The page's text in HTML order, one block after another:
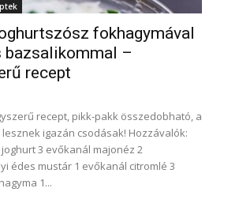
fokhagymával
bazsalikommal –
recept
recept, pikk-pakk összedobható, a
igazán csodásak! Hozzávalók:
joghurt 3 evőkanál majonéz 2
édes mustár 1 evőkanál citromlé 3
1...